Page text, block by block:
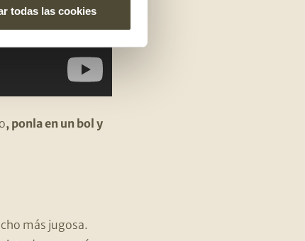
todas las cookies
, ponla en un bol y
más jugosa.